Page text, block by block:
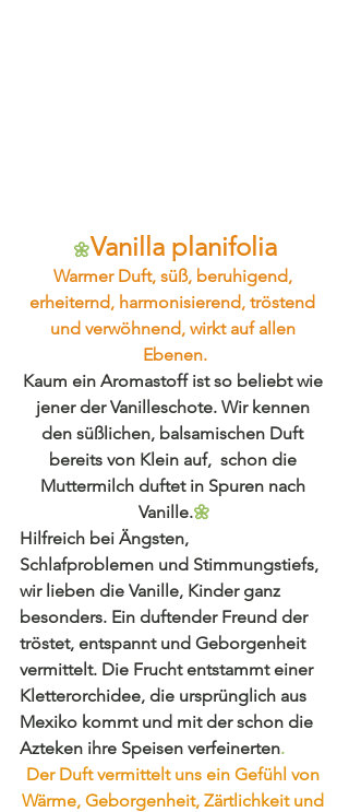
🌼Vanilla planifolia
Warmer Duft, süß, beruhigend,
erheiternd, harmonisierend, tröstend
und verwöhnend, wirkt auf allen
Ebenen.
Kaum ein Aromastoff ist so beliebt wie
jener der Vanilleschote. Wir kennen
den süßlichen, balsamischen Duft
bereits von Klein auf,  schon die
Muttermilch duftet in Spuren nach
Vanille.🌼
Hilfreich bei Ängsten,
Schlafproblemen und Stimmungstiefs,
wir lieben die Vanille, Kinder ganz
besonders. Ein duftender Freund der
tröstet, entspannt und Geborgenheit
vermittelt. Die Frucht entstammt einer
Kletterorchidee, die ursprünglich aus
Mexiko kommt und mit der schon die
Azteken ihre Speisen verfeinerten.
Der Duft vermittelt uns ein Gefühl von
Wärme, Geborgenheit, Zärtlichkeit und